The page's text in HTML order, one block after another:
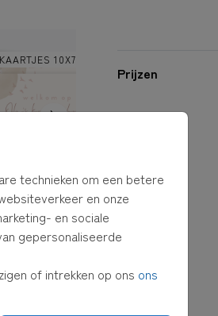
technieken om een betere
en onze
en sociale
gepersonaliseerde
of intrekken op ons ons
10X7,5 CM
Prijzen